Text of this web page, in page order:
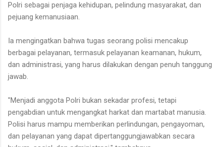
Polri sebagai penjaga kehidupan, pelindung masyarakat, dan
pejuang kemanusiaan.
Ia mengingatkan bahwa tugas seorang polisi mencakup
berbagai pelayanan, termasuk pelayanan keamanan, hukum,
dan administrasi, yang harus dilakukan dengan penuh tanggung
jawab.
"Menjadi anggota Polri bukan sekadar profesi, tetapi
pengabdian untuk mengangkat harkat dan martabat manusia.
Polisi harus mampu memberikan perlindungan, pengayoman,
dan pelayanan yang dapat dipertanggungjawabkan secara